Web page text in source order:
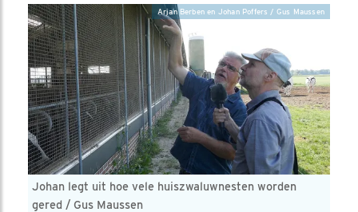
Johan legt uit hoe vele huiszwaluwnesten worden
gered / Gus Maussen
Arjan Berben en Johan Poffers / Gus Maussen